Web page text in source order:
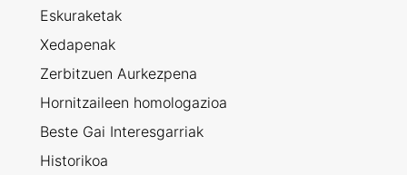
Eskuraketak
Xedapenak
Zerbitzuen Aurkezpena
Hornitzaileen homologazioa
Beste Gai Interesgarriak
Historikoa